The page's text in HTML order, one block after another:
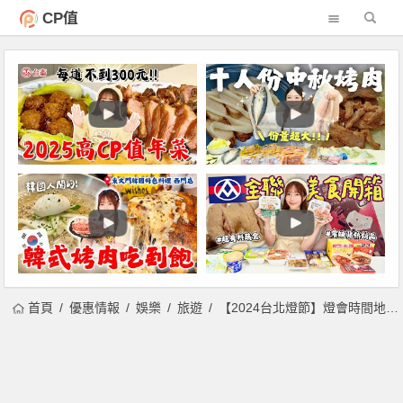
CP值
首頁 優惠情報 娛樂 旅遊 【2024台北燈節】燈會時間地點/主燈秀/地圖/活動表演/交通整理